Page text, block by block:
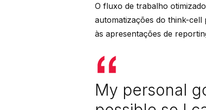
O fluxo de trabalho
automatizações do think-
às apresentações de
My personal